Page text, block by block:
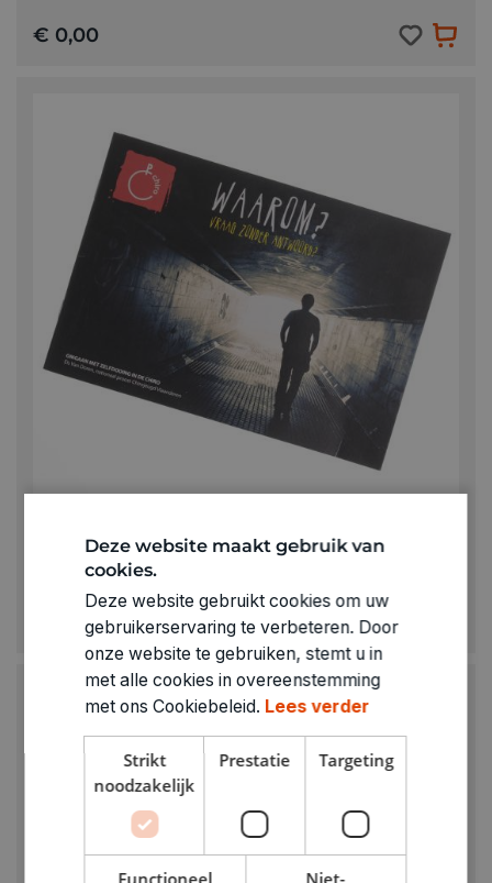
€ 0,00
Waarom? Omgaan met zelfdoding
€ 0,00
Deze website maakt gebruik van
cookies.
Deze website gebruikt cookies om uw
gebruikerservaring te verbeteren. Door
onze website te gebruiken, stemt u in
met alle cookies in overeenstemming
met ons Cookiebeleid. Lees verder
Strikt
noodzakelijk
Prestatie Targeting
Functioneel Niet-